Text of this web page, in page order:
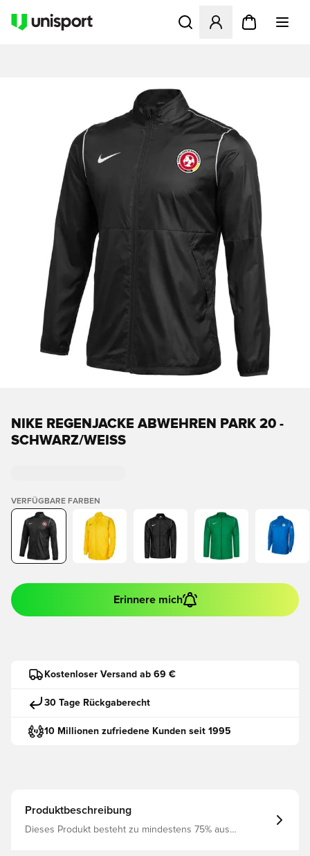
Öffnet ein neues Fenster
NIKE REGENJACKE ABWEHREN PARK 20 -
SCHWARZ/WEISS
VERFÜGBARE FARBEN
Erinnere mich
Kostenloser Versand ab 69 €
30 Tage Rückgaberecht
10 Millionen zufriedene Kunden seit 1995
Produktbeschreibung
Dieses Produkt besteht zu mindestens 75% aus